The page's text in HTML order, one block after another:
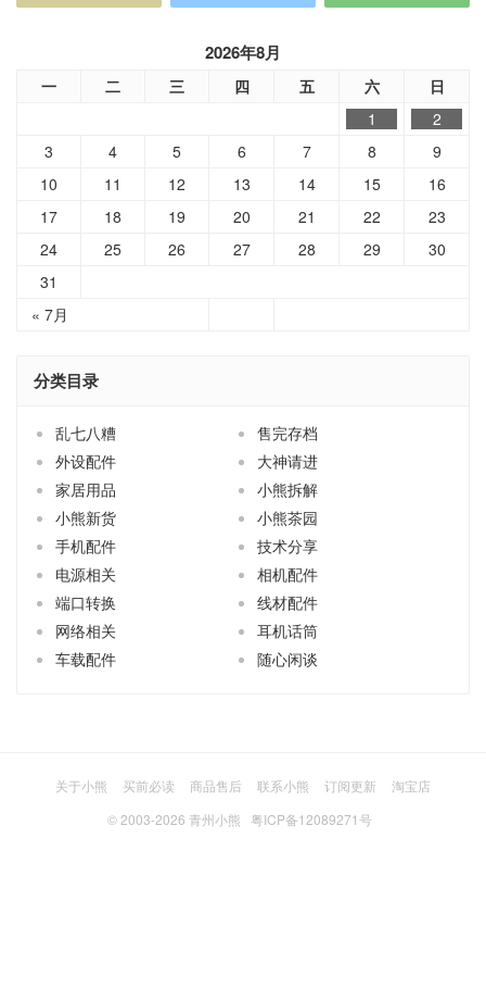
2026年8月
一 二 三 四 五 六 日
« 7月
1
2
3
4 5 6 7 8
9
10
11 12 13 14 15
16
17
18 19 20 21 22
23
24
25 26 27 28 29
30
31
分类目录
乱七八糟
售完存档
外设配件
大神请进
家居用品
小熊拆解
小熊新货
小熊茶园
手机配件
技术分享
电源相关
相机配件
端口转换
线材配件
网络相关
耳机话筒
车载配件
随心闲谈
关于小熊 买前必读 商品售后 联系小熊 订阅更新
淘宝店
© 2003-2026 青州小熊 粤ICP备12089271号